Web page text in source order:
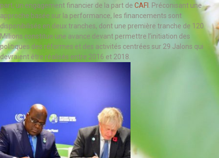
part, un engagement financier de la part de CAFI
. Préconisant une
approche basée sur la performance, les financements sont
disponibilisés en deux tranches, dont une première tranche de 120
Millions constitue une avance devant permettre l’initiation des
politiques des réformes et des activités centrées sur 29 Jalons qui
devraient être réalisés entre 2016 et 2018.